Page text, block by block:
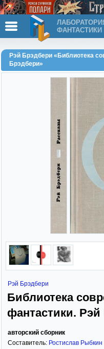
ФАНТАСТИКИ
Рэй Брэдбери «Библиотека
Брэдбери»
Рэй Брэдбери
Библиотека
фантастики.
авторский сборник
Составитель: Ростислав Рыбкин